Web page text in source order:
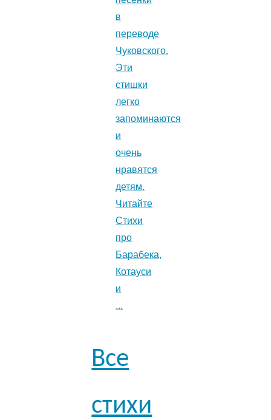
в
переводе
Чуковского.
Эти
стишки
легко
запоминаются
и
очень
нравятся
детям.
Читайте
Стихи
про
Барабека,
Котауси
и
...
Все
стихи